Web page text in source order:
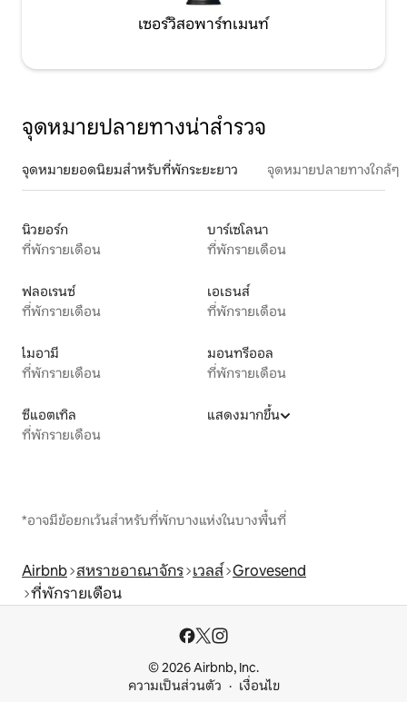
เซอร์วิสอพาร์ทเมนท์
จุดหมายปลายทางน่าสำรวจ
จุดหมายยอดนิยมสำหรับที่พักระยะยาว จุดหมายปลายทางใกล้ๆ
นิวยอร์ก
ที่พักรายเดือน
บาร์เซโลนา
ที่พักรายเดือน
ฟลอเรนซ์
ที่พักรายเดือน
เอเธนส์
ที่พักรายเดือน
ไมอามี
ที่พักรายเดือน
มอนทรีออล
ที่พักรายเดือน
ซีแอตเทิล
ที่พักรายเดือน
แสดงมากขึ้น
*อาจมีข้อยกเว้นสำหรับที่พักบางแห่งในบางพื้นที่
Airbnb สหราชอาณาจักร เวลส์ Grovesend
ที่พักรายเดือน
© 2026 Airbnb, Inc.
ความเป็นส่วนตัว
เงื่อนไข